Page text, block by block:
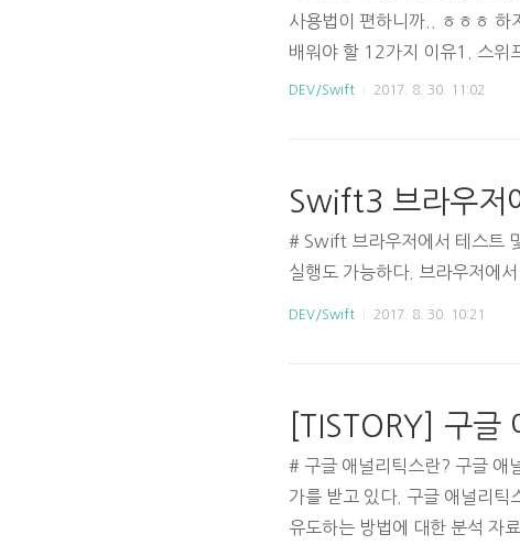
사용법이 편하니까.. ㅎㅎㅎ
배워야 할 12가지 이유1. 스위
다. 2017년 3월 월간 TIOBE
DEV/Swift 2017. 8. 30. 11:02
Swift3 브라우저
# Swift 브라우저에서 테스트
실행도 가능하다. 브라우저
DEV/Swift 2017. 8. 30. 10:21
[TISTORY] 구글
# 구글 애널리틱스란? 구글 애
가를 받고 있다. 구글 애널리틱
유도하는 방법에 대한 분석 자